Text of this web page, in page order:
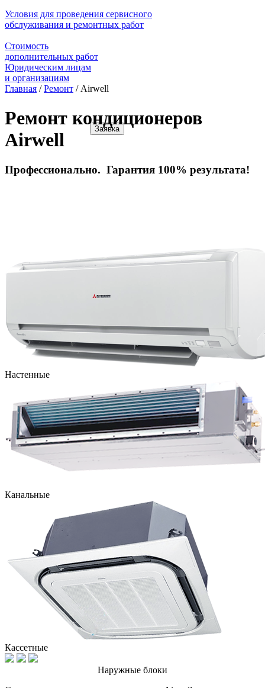
Условия для проведения сервисного
обслуживания и ремонтных работ
Стоимость
дополнительных работ
Юридическим лицам
и организациям
Главная /Ремонт / Airwell
Ремонт кондиционеров
Airwell
Профессионально. Гарантия 100% результата!
Заявка
Настенные
Канальные
Кассетные
Наружные блоки